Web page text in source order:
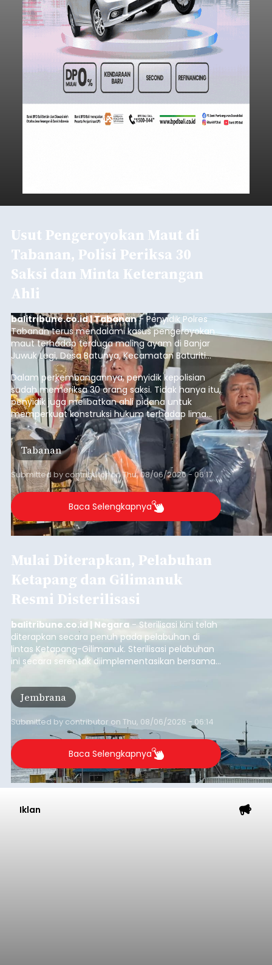
Usut Pengeroyokan Maut di
Tabanan, Polisi Periksa 30
Saksi dan Minta Keterangan
Ahli
balitribune.co.id | Tabanan- Penyidik Polres
Tabanan terus mendalami kasus pengeroyokan
maut terhadap terduga maling ayam di Banjar
Juwuk Legi, Desa Batunya, Kecamatan Baturiti
yang terjadi beberapa waktu lalu.
Dalam perkembangannya, penyidik kepolisian
sudah memeriksa 30 orang saksi. Tidak hanya itu,
penyidik juga melibatkan ahli pidana untuk
memperkuat konstruksi hukum terhadap lima
orang tersangka yang saat ini ditahan.
Tabanan
Submitted bycontributoronThu, 08/06/2026 - 06:17
Baca Selengkapnya
Mulai Diterapkan, Pelabuhan
Ketapang dan Gilimanuk
Resmi Disterilisasi
balitribune.co.id | Negara - Sterilisasi kini telah
diterapkan secara penuh pada pelabuhan di
lintas Ketapang-Gilimanuk. Sterilisasi pelabuhan
ini secara serentak diimplementasikan bersama
empat pelabuhan utama lainnya, yakni
Pelabuhan Merak, Bakauheni, Kayangan, dan
Lembar pada Rabu (5/8/2026).
Jembrana
Submitted by contributor on Thu, 08/06/2026 - 06:14
Baca Selengkapnya
Iklan